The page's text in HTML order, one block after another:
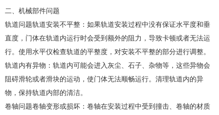
二、机械部件问题
轨道问题轨道安装不平整：如果轨道安装过程中没有保证水平度和垂
直度，门体在轨道内运行时会受到额外的阻力，导致卡顿或者无法运
行。使用水平仪检查轨道的平整度，对安装不平整的部分进行调整。
轨道内有异物：轨道内可能会进入灰尘、石子、杂物等，这些异物会
阻碍滑轮或者滑块的运动，使门体无法顺畅运行。清理轨道内的异
物，保持轨道内部的清洁。
卷轴问题卷轴变形或损坏：卷轴在安装过程中受到撞击、卷轴的材质